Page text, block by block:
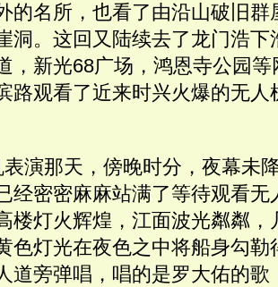
的名所，也看了由沿山破旧群
洞。这回又陆续去了龙门浩下
，新光68广场，鸿恩寺公园
路观看了近来时兴火爆的无人
演那天，傍晚时分，夜幕未
经密密麻麻站满了等待观看无
楼灯火辉煌，江面波光粼粼，
色灯光在夜色之中将船身勾勒
道旁弹唱，唱的是罗大佑的歌